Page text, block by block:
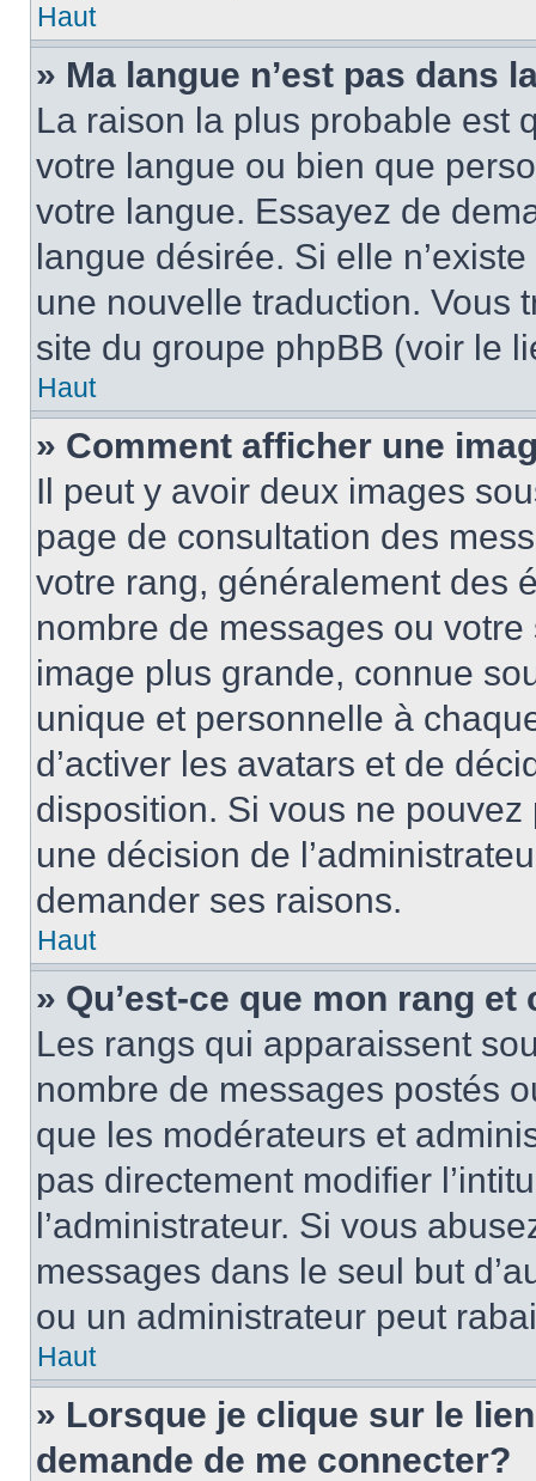
Haut
» Ma langue n’est pas dans
La raison la plus probable est
votre langue ou bien que
votre langue. Essayez de
langue désirée. Si elle
une nouvelle traduction. Vous
site du groupe phpBB (voir le
Haut
» Comment afficher une
Il peut y avoir deux images
page de consultation des
votre rang, généralement des
nombre de messages ou
image plus grande, connue
unique et personnelle à
d’activer les avatars et de
disposition. Si vous ne pouvez
une décision de
demander ses raisons.
Haut
» Qu’est-ce que mon rang
Les rangs qui apparaissent
nombre de messages postés
que les modérateurs et
pas directement modifier
l’administrateur. Si vous
messages dans le seul but
ou un administrateur peut
Haut
» Lorsque je clique sur le
demande de me connecter?